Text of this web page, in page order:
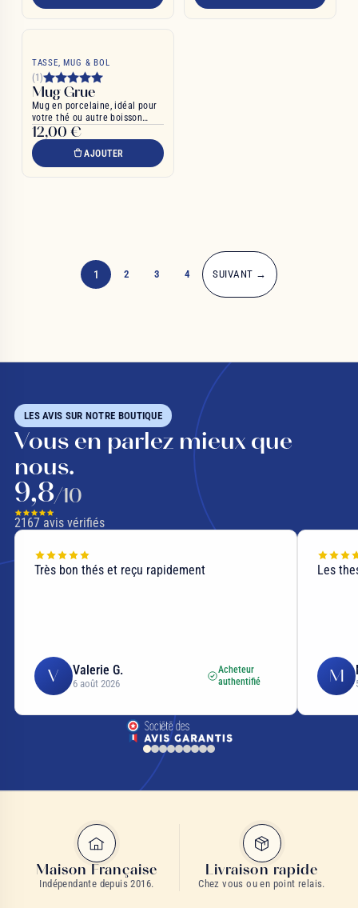
TASSE, MUG & BOL
(1)
Mug Grue
Mug en porcelaine, idéal pour
votre thé ou autre boisson
chaude
12,00 €
AJOUTER
1 2 3 4 SUIVANT →
LES AVIS SUR NOTRE BOUTIQUE
Vous en parlez mieux que
nous.
9,8/10
2167avis vérifiés
Très bon thés et reçu rapidement
V Valerie G.
6 août 2026
Acheteur
authentifié
Les
M
Maison Française
Indépendante depuis 2016.
Livraison rapide
Chez vous ou en point relais.